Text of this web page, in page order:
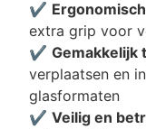
✔️ Ergonomisch
extra grip voor
✔️Gemakkelijk
verplaatsen en
glasformaten
✔️Veilig en